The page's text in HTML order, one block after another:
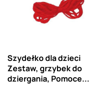
Szydełko dla dzieci
Zestaw, grzybek do
dziergania, Pomoce...